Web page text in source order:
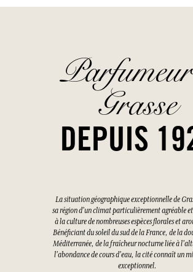
Grasse
DEPUIS
La situation géographique exceptionnelle de
sa région d'un climat particulièrement agréable
à la culture de nombreuses espèces florales et
Bénéficiant du soleil du sud de la France, de la
Méditerranée, de la fraîcheur nocturne liée à
l'abondance de cours d'eau, la cité connaît un
exceptionnel.